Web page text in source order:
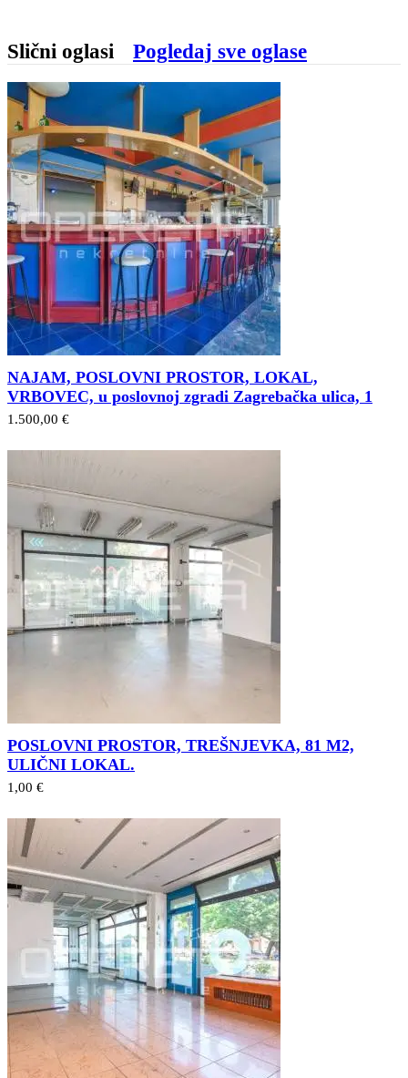
Slični oglasi Pogledaj sve oglase
NAJAM, POSLOVNI PROSTOR, LOKAL,
VRBOVEC, u poslovnoj zgradi Zagrebačka ulica, 1
1.500,00 €
POSLOVNI PROSTOR, TREŠNJEVKA, 81 M2,
ULIČNI LOKAL.
1,00 €